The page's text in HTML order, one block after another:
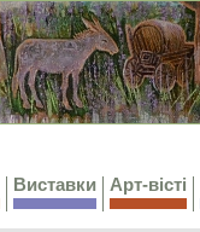
Виставки Арт-вісті